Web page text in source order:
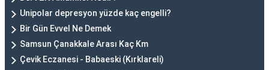
Unipolar depresyon yüzde kaç engelli?
Bir Gün Evvel Ne Demek
Samsun Çanakkale Arası Kaç Km
Çevik Eczanesi - Babaeski (Kırklareli)